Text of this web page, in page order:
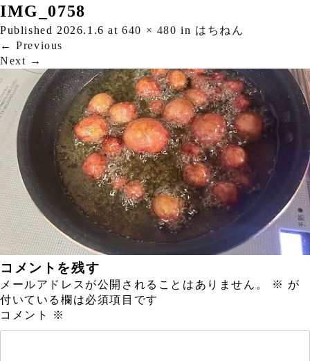
IMG_0758
Published 2026.1.6 at640 × 480 in はちねん
← Previous
Next →
コメントを残す
メールアドレスが公開されることはありません。 ※ が
付いている欄は必須項目です
コメント
※